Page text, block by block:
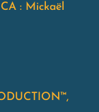
: Mickaël